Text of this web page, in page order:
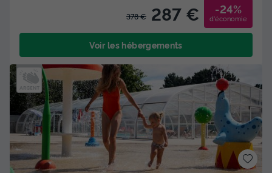
378 € 287 € -24%
d'économie
Voir les hébergements